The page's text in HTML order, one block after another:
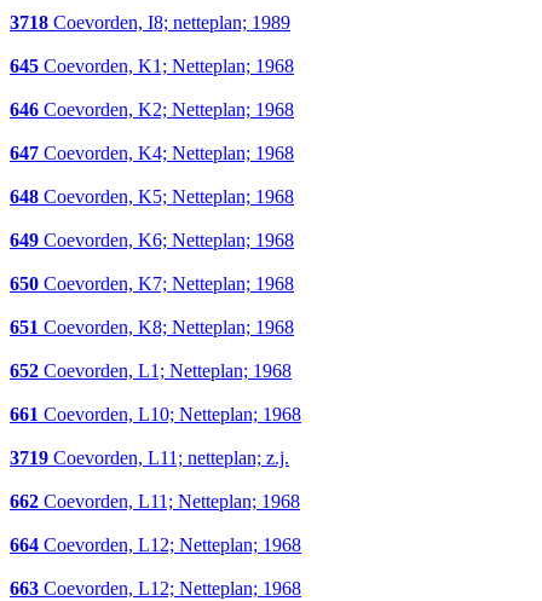
3718 Coevorden, I8; netteplan; 1989
645 Coevorden, K1; Netteplan; 1968
646 Coevorden, K2; Netteplan; 1968
647 Coevorden, K4; Netteplan; 1968
648 Coevorden, K5; Netteplan; 1968
649 Coevorden, K6; Netteplan; 1968
650 Coevorden, K7; Netteplan; 1968
651 Coevorden, K8; Netteplan; 1968
652 Coevorden, L1; Netteplan; 1968
661 Coevorden, L10; Netteplan; 1968
3719 Coevorden, L11; netteplan; z.j.
662 Coevorden, L11; Netteplan; 1968
664 Coevorden, L12; Netteplan; 1968
663 Coevorden, L12; Netteplan; 1968